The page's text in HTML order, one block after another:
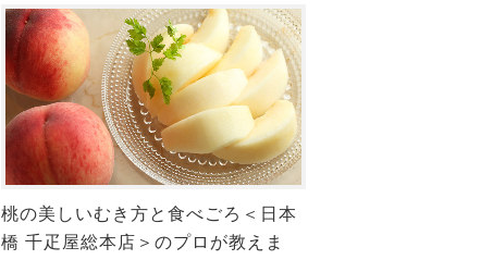
桃の美しいむき方と食べごろ＜日本
橋 千疋屋総本店＞のプロが教えま